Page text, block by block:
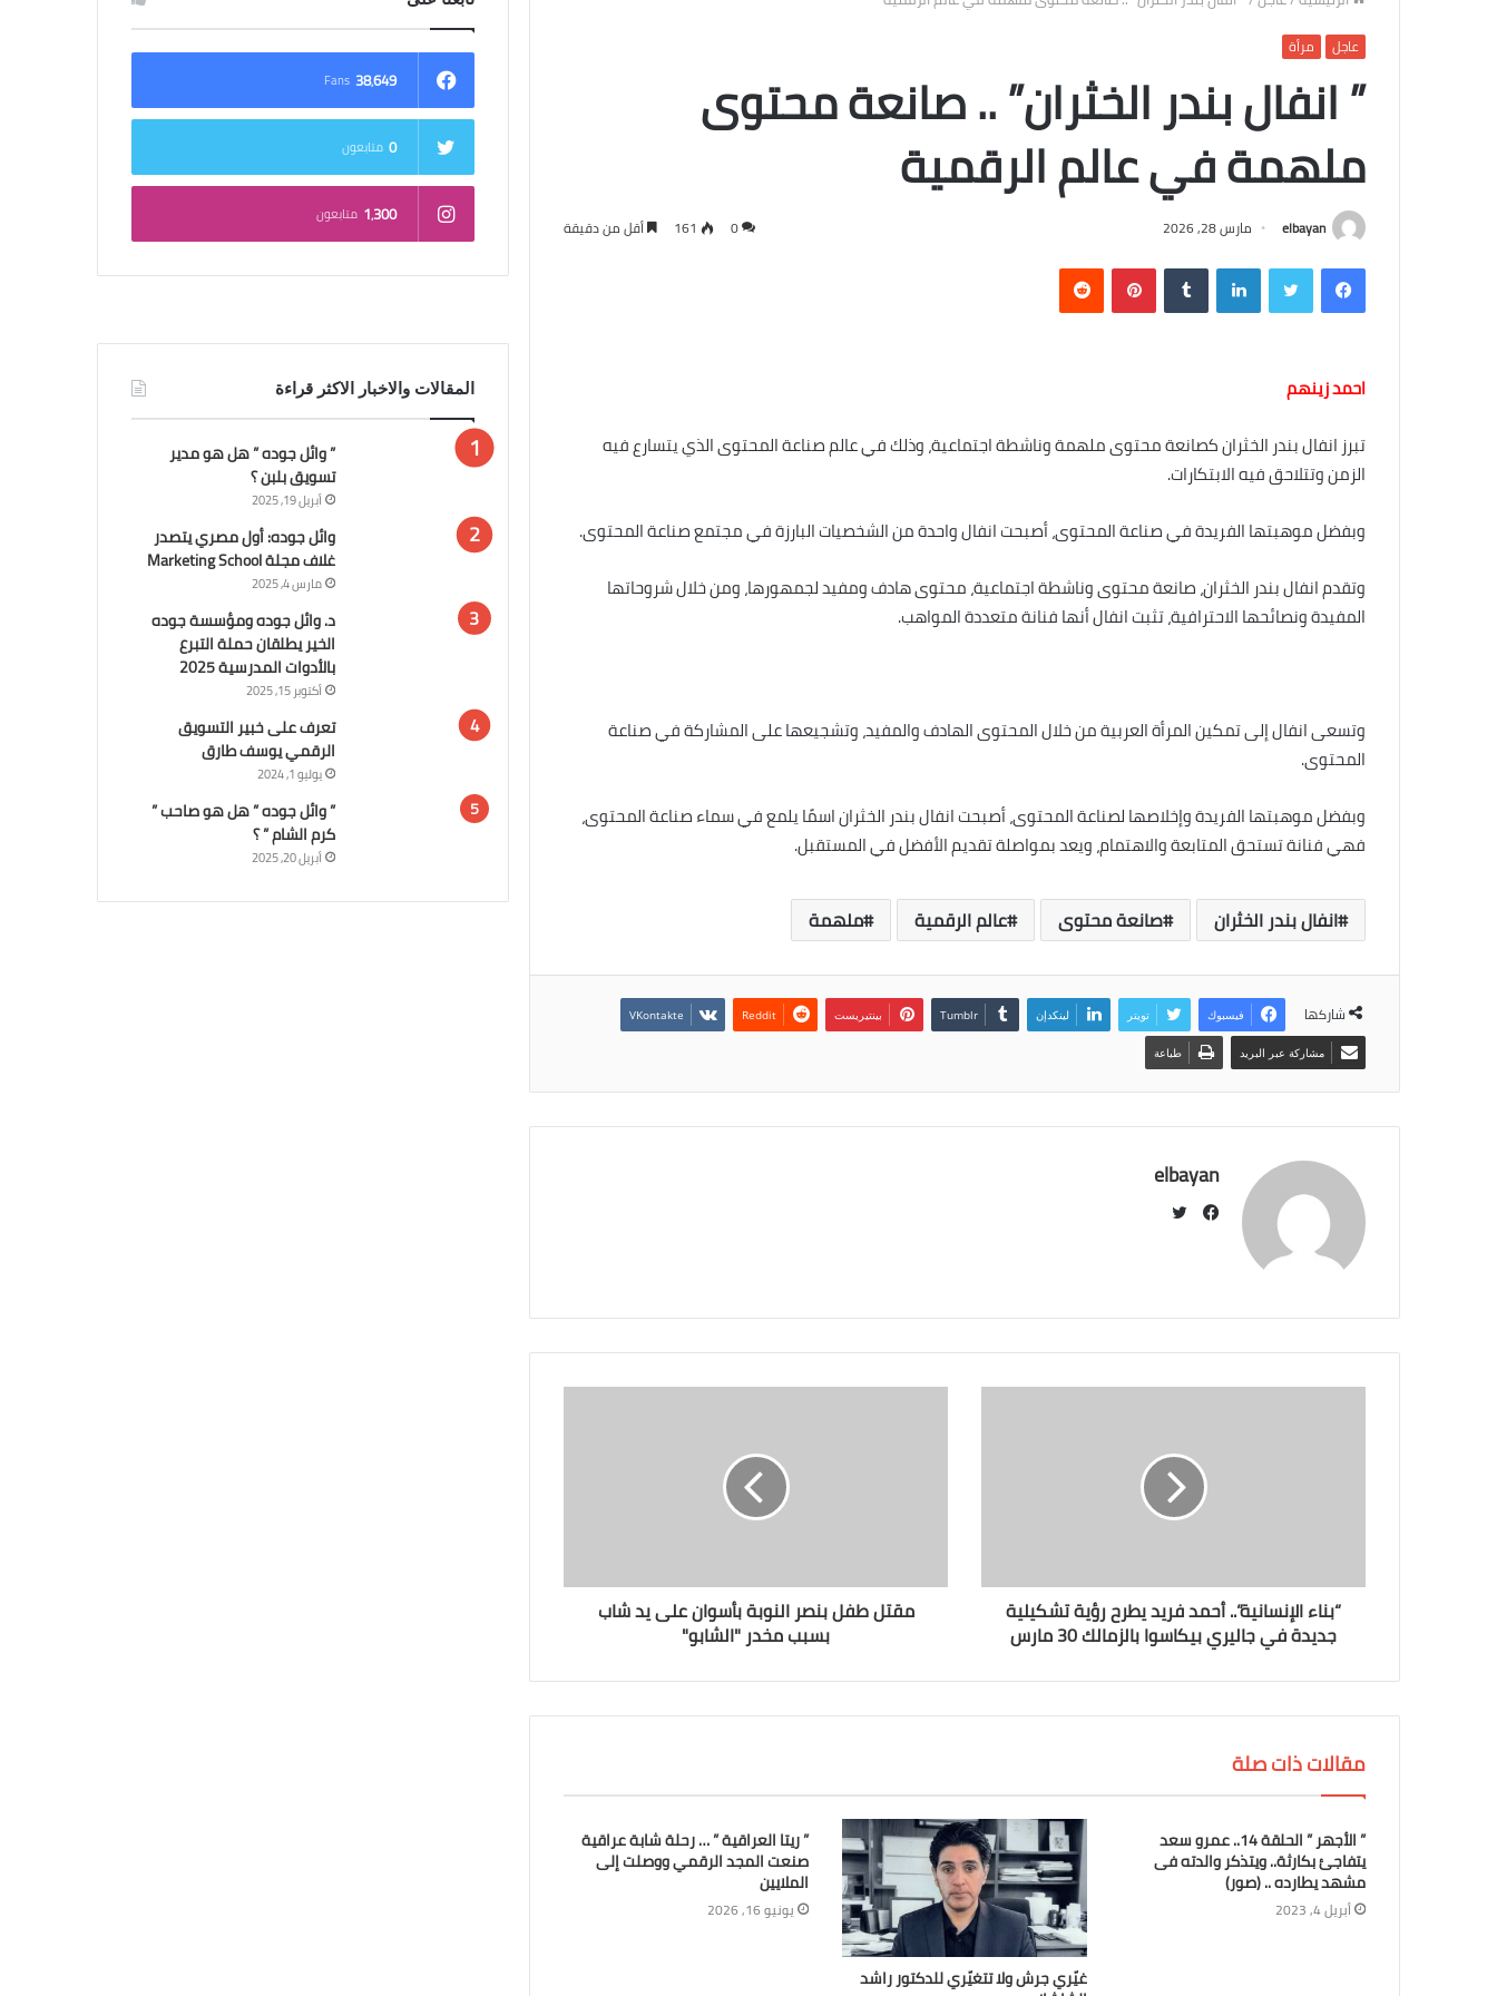
عاجل مرأة
” انفال بندر الخثران” .. صانعة محتوى
ملهمة في عالم الرقمية
elbayan مارس 28, 2026 0
161 أقل من دقيقة
فيسبوك لينكدإن بينتيريست
احمد زينهم
تبرز انفال بندر الخثران كصانعة محتوى ملهمة وناشطة اجتماعية، وذلك في عالم صناعة المحتوى الذي يتسارع فيه
الزمن وتتلاحق فيه الابتكارات.
وبفضل موهبتها الفريدة في صناعة المحتوى، أصبحت انفال واحدة من الشخصيات البارزة في مجتمع صناعة المحتوى.
وتقدم انفال بندر الخثران، صانعة محتوى وناشطة اجتماعية، محتوى هادف ومفيد لجمهورها، ومن خلال شروحاتها
المفيدة ونصائحها الاحترافية، تثبت انفال أنها فنانة متعددة المواهب.
وتسعى انفال إلى تمكين المرأة العربية من خلال المحتوى الهادف والمفيد، وتشجيعها على المشاركة في صناعة
المحتوى.
وبفضل موهبتها الفريدة وإخلاصها لصناعة المحتوى، أصبحت انفال بندر الخثران اسمًا يلمع في سماء صناعة المحتوى،
فهي فنانة تستحق المتابعة والاهتمام، ويعد بمواصلة تقديم الأفضل في المستقبل.
انفال بندر الخثران صانعة محتوى عالم الرقمية ملهمة
شاركها فيسبوك تويتر لينكدإن بينتيريست
مشاركة عبر البريد طباعة
elbayan
ب
و
ر
“بناء الإنسانية”.. أحمد فريد يطرح رؤية تشكيلية
جديدة في جاليري بيكاسوا بالزمالك 30 مارس
مقتل طفل بنصر النوبة بأسوان على يد شاب
بسبب مخدر "الشابو"
مقالات ذات صلة
” الأجهر ” الحلقة 14.. عمرو سعد
يتفاجئ بكارثة.. ويتذكر والدته فى
مشهد يطارده .. (صور)
أبريل 4, 2023
غيّري جرش ولا تتغيّري للدكتور راشد
” ريتا العراقية ” … رحلة شابة عراقية
صنعت المجد الرقمي ووصلت إلى
الملايين
يونيو 16, 2026
38٬649 Fans
0 متابعون
1٬300 متابعون
المقالات والاخبار الاكثر قراءة
” وائل جوده ” هل هو مدير
تسويق بلبن ؟
أبريل 19, 2025
وائل جوده: أول مصري يتصدر
غلاف مجلة Marketing School
مارس 4, 2025
د. وائل جوده ومؤسسة جوده
الخير يطلقان حملة التبرع
بالأدوات المدرسية 2025
أكتوبر 15, 2025
تعرف على خبير التسويق
الرقمي يوسف طارق
يوليو 1, 2024
” وائل جوده ” هل هو صاحب ”
كرم الشام ” ؟
أبريل 20, 2025